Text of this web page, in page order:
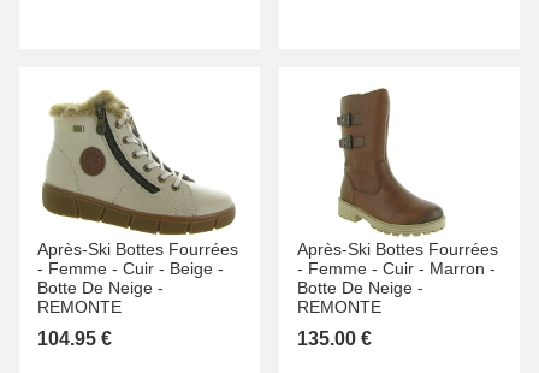
Après-Ski Bottes Fourrées
- Femme - Cuir - Beige -
Botte De Neige -
REMONTE
104.95 €
Après-Ski Bottes Fourrées
- Femme - Cuir - Marron -
Botte De Neige -
REMONTE
135.00 €